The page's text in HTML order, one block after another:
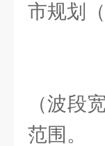
市规划
2.
波
（波段
范围。